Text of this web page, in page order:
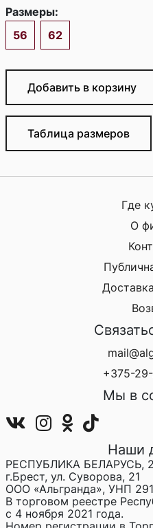
Размеры:
56
62
Добавить в корзину
Таблица размеров
Где
О
+375-
Мы в
Наши
РЕСПУБЛИКА БЕЛАРУСЬ,
г.Брест, ул. Суворова, 21
ООО «Альгранда», УНП
В торговом реестре
с 4 ноября 2021 года.